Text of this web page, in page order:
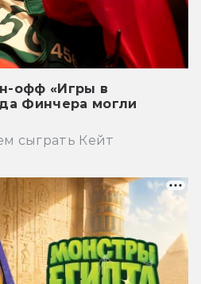
офф «Игры в
Финчера могли
сыграть Кейт